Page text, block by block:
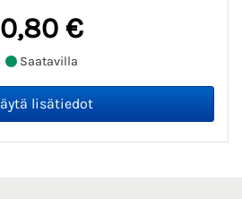
0,80 €
Saatavilla